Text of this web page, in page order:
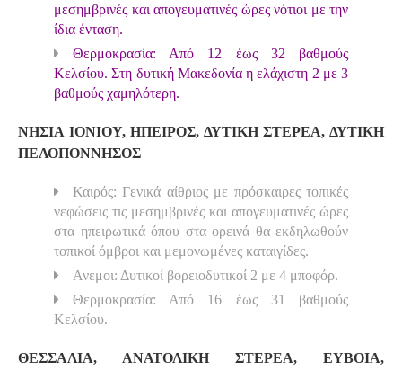
μεσημβρινές και απογευματινές ώρες νότιοι με την
ίδια ένταση.
Θερμοκρασία: Από 12 έως 32 βαθμούς
Κελσίου. Στη δυτική Μακεδονία η ελάχιστη 2 με 3
βαθμούς χαμηλότερη.
ΝΗΣΙΑ ΙΟΝΙΟΥ, ΗΠΕΙΡΟΣ, ΔΥΤΙΚΗ ΣΤΕΡΕΑ, ΔΥΤΙΚΗ
ΠΕΛΟΠΟΝΝΗΣΟΣ
Καιρός: Γενικά αίθριος με πρόσκαιρες τοπικές
νεφώσεις τις μεσημβρινές και απογευματινές ώρες
στα ηπειρωτικά όπου στα ορεινά θα εκδηλωθούν
τοπικοί όμβροι και μεμονωμένες καταιγίδες.
Ανεμοι: Δυτικοί βορειοδυτικοί 2 με 4 μποφόρ.
Θερμοκρασία: Από 16 έως 31 βαθμούς
Κελσίου.
ΘΕΣΣΑΛΙΑ, ΑΝΑΤΟΛΙΚΗ ΣΤΕΡΕΑ, ΕΥΒΟΙΑ,